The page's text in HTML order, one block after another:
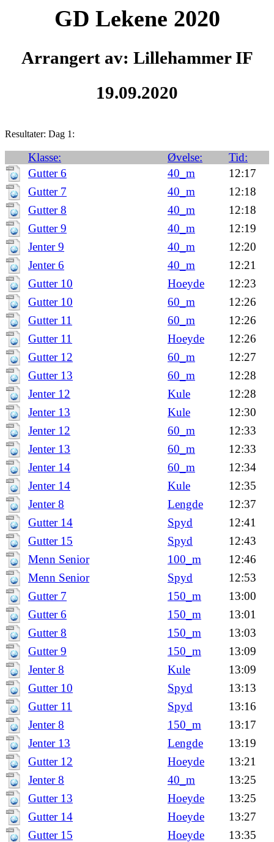
GD Lekene 2020
Arrangert av: Lillehammer IF
19.09.2020
Resultater: Dag 1:
Klasse: Øvelse:
Tid:
Gutter 6
40_m
12:17
Gutter 7
40_m
12:18
Gutter 8
40_m
12:18
Gutter 9
40_m
12:19
Jenter 9
40_m
12:20
Jenter 6
40_m
12:21
Gutter 10
Hoeyde
12:23
Gutter 10
60_m
12:26
Gutter 11
60_m
12:26
Gutter 11
Hoeyde
12:26
Gutter 12
60_m
12:27
Gutter 13
60_m
12:28
Jenter 12
Kule
12:28
Jenter 13
Kule
12:30
Jenter 12
60_m
12:33
Jenter 13
60_m
12:33
Jenter 14
60_m
12:34
Jenter 14
Kule
12:35
Jenter 8
Lengde
12:37
Gutter 14
Spyd
12:41
Gutter 15
Spyd
12:43
Menn Senior
100_m
12:46
Menn Senior
Spyd
12:53
Gutter 7
150_m
13:00
Gutter 6
150_m
13:01
Gutter 8
150_m
13:03
Gutter 9
150_m
13:09
Jenter 8
Kule
13:09
Gutter 10
Spyd
13:13
Gutter 11
Spyd
13:16
Jenter 8
150_m
13:17
Jenter 13
Lengde
13:19
Gutter 12
Hoeyde
13:21
Jenter 8
40_m
13:25
Gutter 13
Hoeyde
13:25
Gutter 14
Hoeyde
13:27
Gutter 15
Hoeyde
13:35